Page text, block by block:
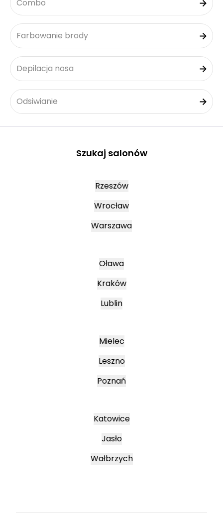
Combo
Farbowanie brody
Depilacja nosa
Odsiwianie
Szukaj salonów
Rzeszów
Wrocław
Warszawa
Oława
Kraków
Lublin
Mielec
Leszno
Poznań
Katowice
Jasło
Wałbrzych